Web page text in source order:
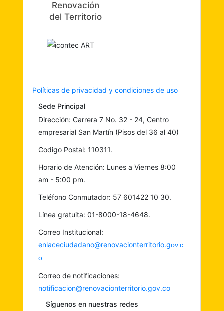
Renovación
del Territorio
Sede Principal
Dirección: Carrera 7 No. 32 - 24, Centro
empresarial San Martín (Pisos del 36 al 40)
Codigo Postal: 110311.
Horario de Atención: Lunes a Viernes 8:00
am - 5:00 pm.
Teléfono Conmutador: 57 601422 10 30.
Línea gratuita: 01-8000-18-4648.
Correo Institucional:
enlaceciudadano@renovacionterritorio.gov.c
o
Correo de notificaciones:
notificacion@renovacionterritorio.gov.co
Síguenos en nuestras redes
Políticas de privacidad y condiciones de uso